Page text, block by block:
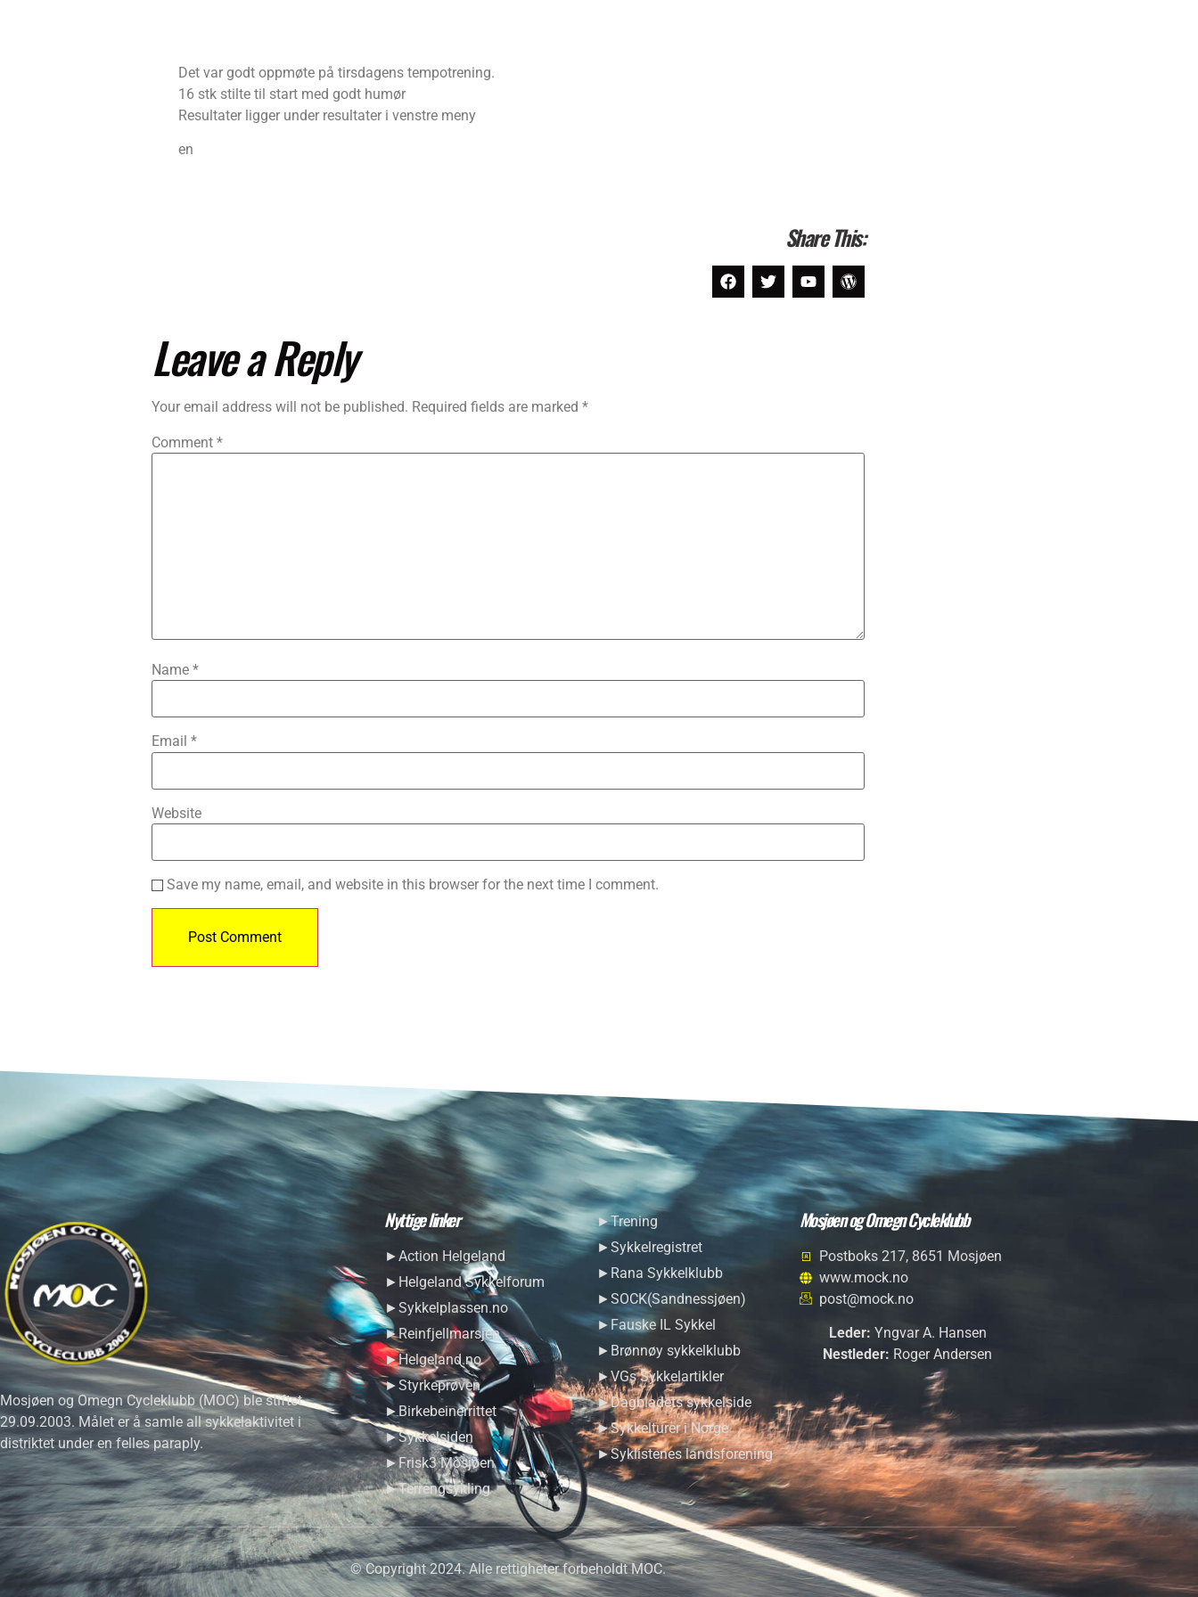
Det var godt oppmøte på tirsdagens tempotrening.
16 stk stilte til start med godt humør
Resultater ligger under resultater i venstre meny
en
Share This:
Leave a Reply
Your email address will not be published. Required fields are marked *
Comment *
Name *
Email *
Website
Save my name, email, and website in this browser for the next time I comment.
Mosjøen og Omegn Cycleklubb (MOC) ble stiftet
29.09.2003. Målet er å samle all sykkelaktivitet i
distriktet under en felles paraply.
Nyttige linker
►Action Helgeland
►Helgeland Sykkelforum
►Sykkelplassen.no
►Reinfjellmarsjen
►Helgeland.no
►Styrkeprøven
►Birkebeinerrittet
►Sykkelsiden
►Frisk3 Mosjøen
►Terrengsykling
►Trening
►Sykkelregistret
►Rana Sykkelklubb
►SOCK(Sandnessjøen)
►Fauske IL Sykkel
►Brønnøy sykkelklubb
►VGs Sykkelartikler
►Dagbladets sykkelside
►Sykkelturer i Norge
►Syklistenes landsforening
Mosjøen og Omegn Cycleklubb
Postboks 217, 8651 Mosjøen
www.mock.no
post@mock.no
Leder: Yngvar A. Hansen
Nestleder: Roger Andersen
© Copyright 2024. Alle rettigheter forbeholdt MOC.